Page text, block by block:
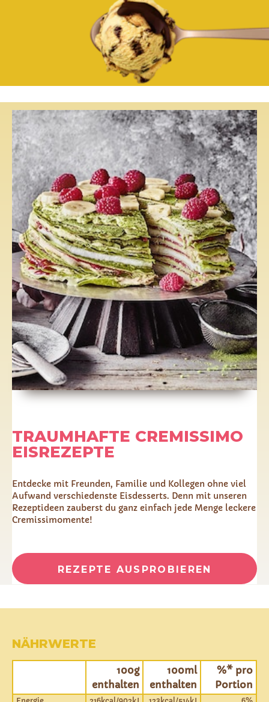
TRAUMHAFTE CREMISSIMO
EISREZEPTE
Entdecke mit Freunden, Familie und Kollegen ohne viel
Aufwand verschiedenste Eisdesserts. Denn mit unseren
Rezeptideen zauberst du ganz einfach jede Menge leckere
Cremissimomente!
REZEPTE AUSPROBIEREN
NÄHRWERTE
100g
enthalten
100ml
enthalten
%* pro
Portion